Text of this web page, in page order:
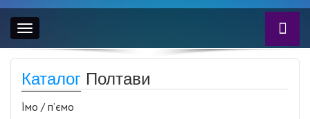
Toggle
navigation
Каталог Полтави
Їмо / п’ємо